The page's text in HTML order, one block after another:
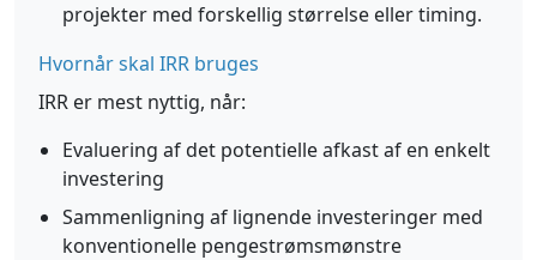
projekter med forskellig størrelse eller timing.
Hvornår skal IRR bruges
IRR er mest nyttig, når:
Evaluering af det potentielle afkast af en enkelt
investering
Sammenligning af lignende investeringer med
konventionelle pengestrømsmønstre